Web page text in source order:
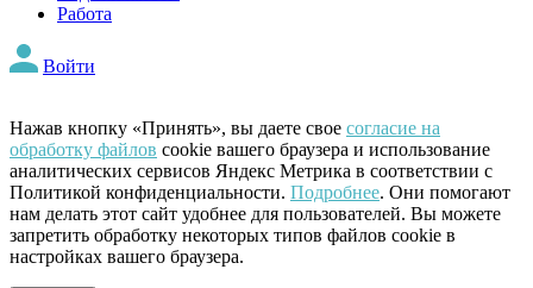
Работа
Войти
Нажав кнопку «Принять», вы даете свое согласие на
обработку файлов cookie вашего браузера и использование
аналитических сервисов Яндекс Метрика в соответствии с
Политикой конфиденциальности. Подробнее. Они помогают
нам делать этот сайт удобнее для пользователей. Вы можете
запретить обработку некоторых типов файлов cookie в
настройках вашего браузера.